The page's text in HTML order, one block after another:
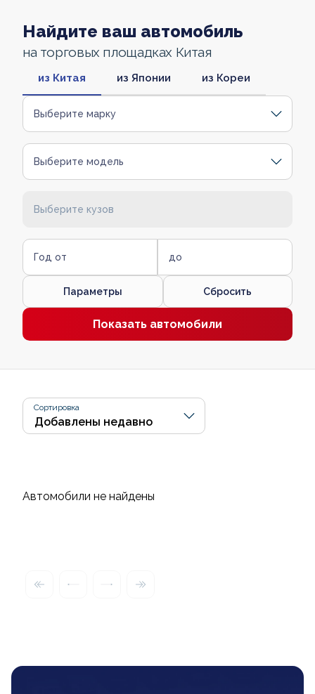
Найдите ваш автомобиль
на торговых площадках Китая
из Китая из Японии из Кореи
Выберите марку
Выберите модель
Выберите кузов
Год от до
Параметры Сбросить
Показать автомобили
Сортировка
Автомобили не найдены